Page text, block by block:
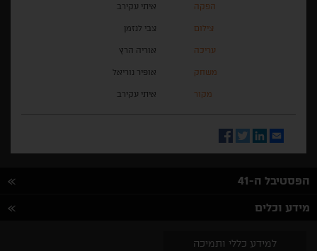
הפקה איתי עקירב
צילום צבי לנזמן
עריכה אוריה הרץ
משחק אופיר נוריאל
מקור איתי עקירב
Email
LinkedIn
Twitter
Facebook
הפסטיבל ה-41
מידע וכלים
למידע כללי ותמיכה